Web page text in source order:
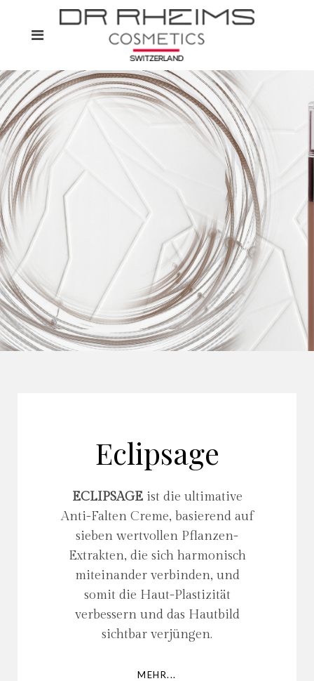
Eclipsage
ECLIPSAGEist die ultimative
Anti-Falten Creme, basierend auf
sieben wertvollen Pflanzen-
Extrakten, die sich harmonisch
miteinander verbinden, und
somit die Haut-Plastizität
verbessern und das Hautbild
sichtbar verjüngen.
MEHR...